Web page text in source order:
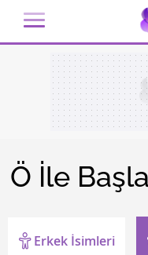
Ö İle
Erkek İsimleri